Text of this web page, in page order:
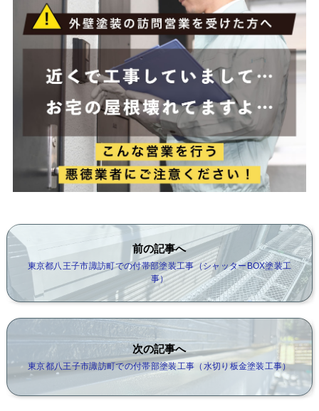
前の記事へ
東京都八王子市諏訪町での付帯部塗装工事（シャッターBOX塗装工
事）
次の記事へ
東京都八王子市諏訪町での付帯部塗装工事（水切り板金塗装工事）